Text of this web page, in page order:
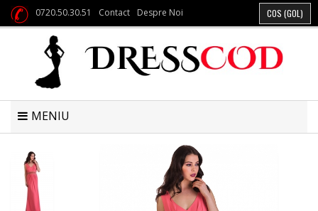
0720.50.30.51 Contact Despre Noi COS (GOL)
MENIU